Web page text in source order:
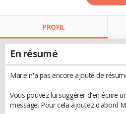
PROFIL
En résumé
Marie n'a pas encore ajouté de
Vous pouvez lui suggérer d'en écrire
message. Pour cela ajoutez d'abord